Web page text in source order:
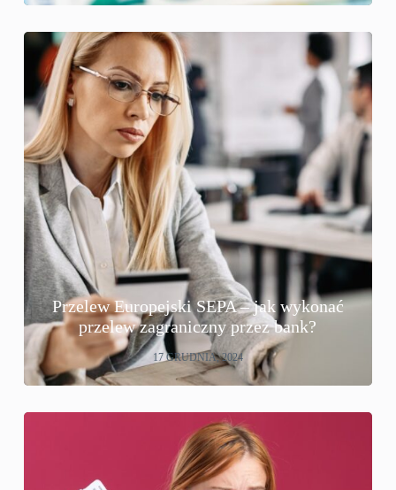
Przelew Europejski SEPA – jak wykonać
przelew zagraniczny przez bank?
17 GRUDNIA, 2024